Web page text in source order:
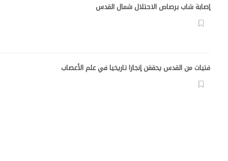
إصابة شاب برصاص الاحتلال شمال القدس
فتيات من القدس يحققن إنجازا تاريخيا في علم الأعصاب